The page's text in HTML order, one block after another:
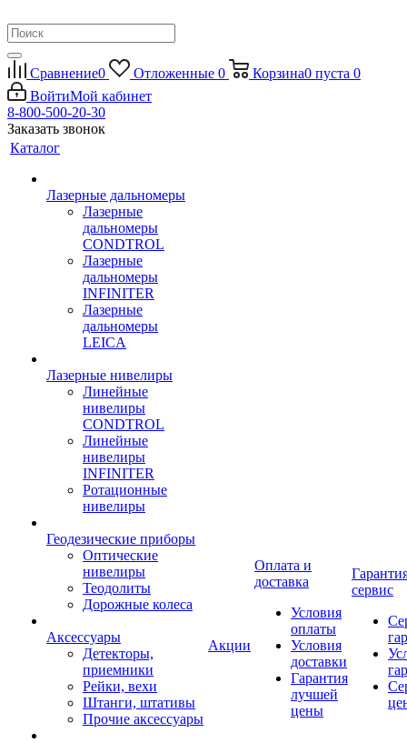
Сравнение0 Отложенные 0 Корзина0 пуста 0
ВойтиМой кабинет
8-800-500-20-30
Заказать звонок
Каталог
Лазерные дальномеры
Лазерные
дальномеры
CONDTROL
Лазерные
дальномеры
INFINITER
Лазерные
дальномеры
LEICA
Лазерные нивелиры
Линейные
нивелиры
CONDTROL
Линейные
нивелиры
INFINITER
Ротационные
нивелиры
Геодезические приборы
Оптические
нивелиры
Теодолиты
Дорожные колеса
Аксессуары
Детекторы,
приемники
Рейки, вехи
Штанги, штативы
Прочие аксессуары
Акции
Оплата и
доставка
Условия
оплаты
Условия
доставки
Гарантия
лучшей
цены
сервис